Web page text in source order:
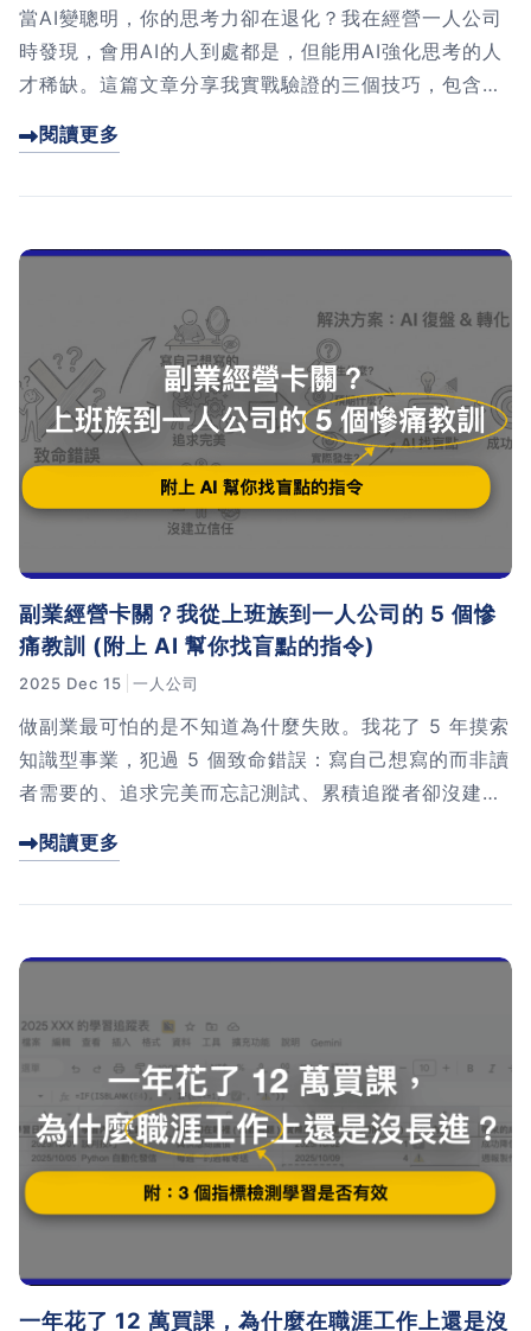
職場思維與工作術｜卡片盒筆
記法
分析與解決 x AI 視覺化實戰
當AI變聰明，你的思考力卻在退化？我在經營一人公司
時發現，會用AI的人到處都是，但能用AI強化思考的人
才稀缺。這篇文章分享我實戰驗證的三個技巧，包含完
成AI的主人，利用工具提升效率，同時鍛鍊大腦，建立
閱讀更多
副業經營卡關？我從上班族到一人公司的 5 個慘
痛教訓 (附上 AI 幫你找盲點的指令)
2025 Dec 15 一人公司
做副業最可怕的是不知道為什麼失敗。我花了 5 年摸索
知識型事業，犯過 5 個致命錯誤：寫自己想寫的而非讀
者需要的、追求完美而忘記測試、累積追蹤者卻沒建立
分析每次失敗，並附上完整的 AI 指令範本。讓 AI 幫你
閱讀更多
一年花了 12 萬買課，為什麼在職涯工作上還是沒